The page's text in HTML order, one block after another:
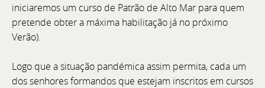
Bellini at the Napoli Boat Show
iniciaremos um curso de Patrão de Alto Mar para quem
pretende obter a máxima habilitação já no próximo
Verão).
Logo que a situação pandémica assim permita, cada um
dos senhores formandos que estejam inscritos em cursos